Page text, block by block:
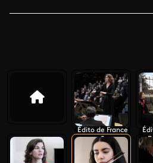
Édito de France
2